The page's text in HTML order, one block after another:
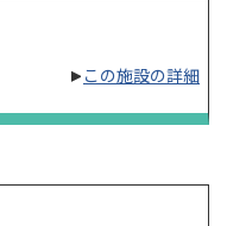
この施設の詳細